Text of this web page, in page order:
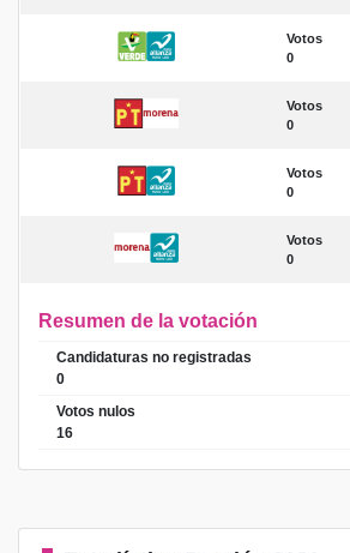
Votos
0
Votos
0
Votos
0
Votos
0
Resumen de la votación
Candidaturas no registradas
0
Votos nulos
16